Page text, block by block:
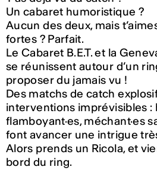
Un cabaret humoristique ?
Aucun des deux, mais
fortes ? Parfait.
Le Cabaret B.E.T. et la
se réunissent autour d’un
proposer du jamais vu !
Des matchs de catch
interventions imprévisibles :
flamboyant·es, méchant·es
font avancer une intrigue
Alors prends un Ricola, et
bord du ring.